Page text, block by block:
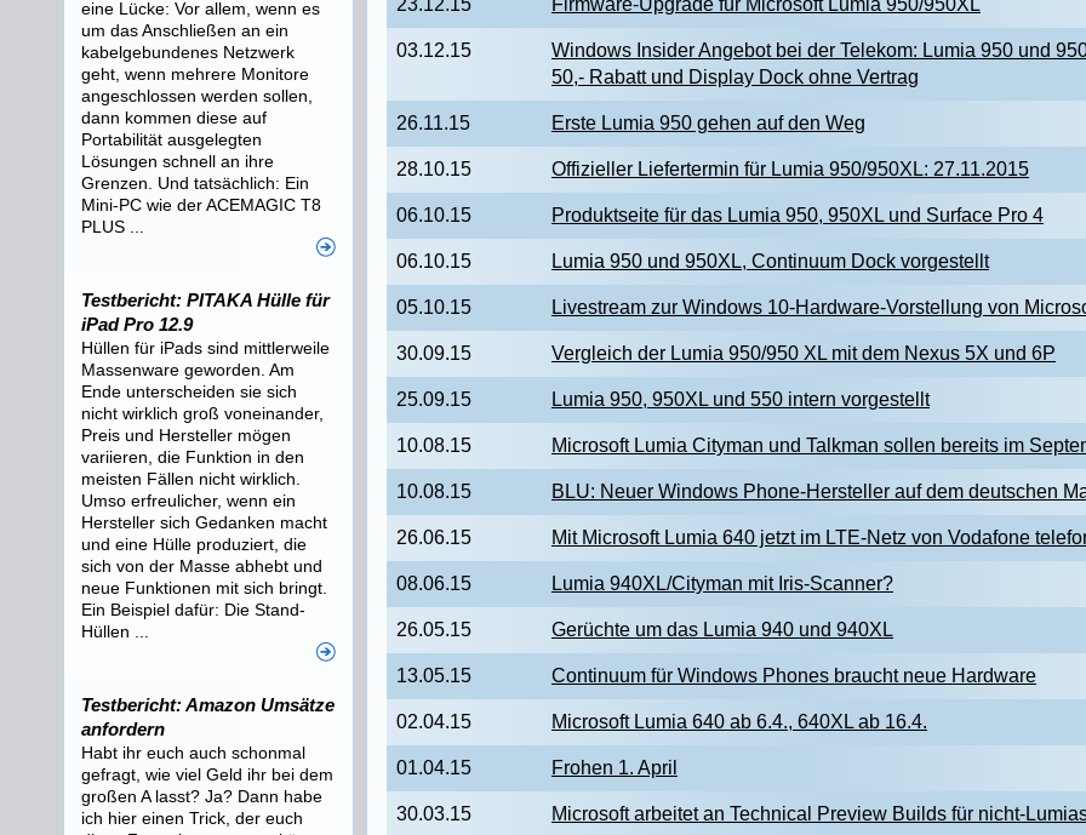
23.12.15 Firmware-Upgrade für Microsoft Lumia 950/950XL
03.12.15
Windows Insider Angebot bei der Telekom: Lumia 950 und
50,- Rabatt und Display Dock ohne Vertrag
26.11.15 Erste Lumia 950 gehen auf den Weg
28.10.15 Offizieller Liefertermin für Lumia 950/950XL: 27.11.2015
06.10.15 Produktseite für das Lumia 950, 950XL und Surface Pro 4
06.10.15 Lumia 950 und 950XL, Continuum Dock vorgestellt
05.10.15 Livestream zur Windows 10-Hardware-Vorstellung von
30.09.15 Vergleich der Lumia 950/950 XL mit dem Nexus 5X und 6P
25.09.15 Lumia 950, 950XL und 550 intern vorgestellt
10.08.15 Microsoft Lumia Cityman und Talkman sollen bereits im
10.08.15 BLU: Neuer Windows Phone-Hersteller auf dem deutschen
26.06.15 Mit Microsoft Lumia 640 jetzt im LTE-Netz von Vodafone
08.06.15 Lumia 940XL/Cityman mit Iris-Scanner?
26.05.15 Gerüchte um das Lumia 940 und 940XL
13.05.15 Continuum für Windows Phones braucht neue Hardware
02.04.15 Microsoft Lumia 640 ab 6.4., 640XL ab 16.4.
01.04.15 Frohen 1. April
30.03.15 Microsoft arbeitet an Technical Preview Builds für nicht-
eine Lücke: Vor allem, wenn es
um das Anschließen an ein
kabelgebundenes Netzwerk
geht, wenn mehrere Monitore
angeschlossen werden sollen,
dann kommen diese auf
Portabilität ausgelegten
Lösungen schnell an ihre
Grenzen. Und tatsächlich: Ein
Mini-PC wie der ACEMAGIC T8
PLUS ...
Testbericht: PITAKA Hülle für
iPad Pro 12.9
Hüllen für iPads sind mittlerweile
Massenware geworden. Am
Ende unterscheiden sie sich
nicht wirklich groß voneinander,
Preis und Hersteller mögen
variieren, die Funktion in den
meisten Fällen nicht wirklich.
Umso erfreulicher, wenn ein
Hersteller sich Gedanken macht
und eine Hülle produziert, die
sich von der Masse abhebt und
neue Funktionen mit sich bringt.
Ein Beispiel dafür: Die Stand-
Hüllen ...
Testbericht: Amazon Umsätze
anfordern
Habt ihr euch auch schonmal
gefragt, wie viel Geld ihr bei dem
großen A lasst? Ja? Dann habe
ich hier einen Trick, der euch